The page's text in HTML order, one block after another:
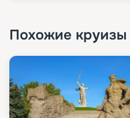
Похожие круизы